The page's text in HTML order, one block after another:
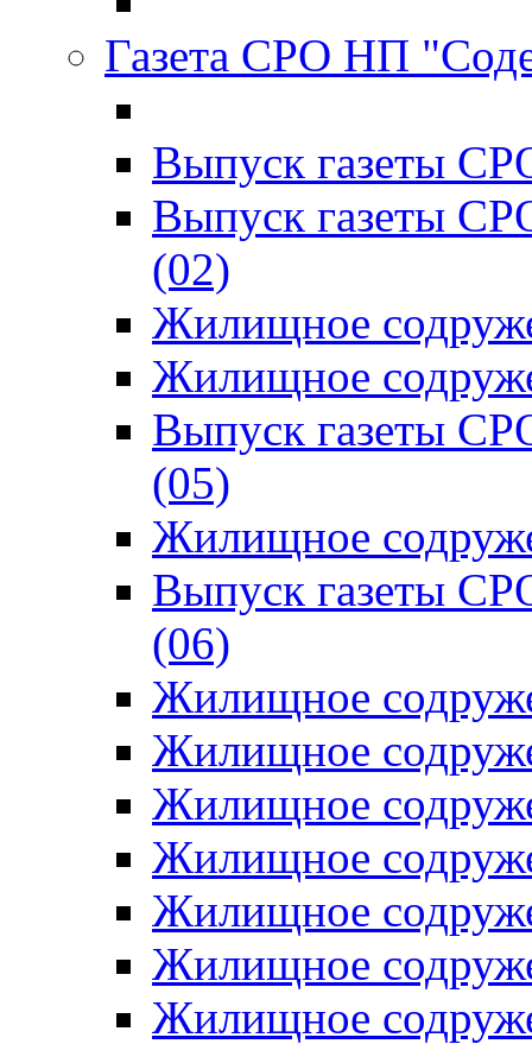
Газета СРО НП
Выпуск газеты
Выпуск газеты
(02)
Жилищное
Жилищное
Выпуск газеты
(05)
Жилищное
Выпуск газеты
(06)
Жилищное
Жилищное
Жилищное
Жилищное
Жилищное
Жилищное
Жилищное